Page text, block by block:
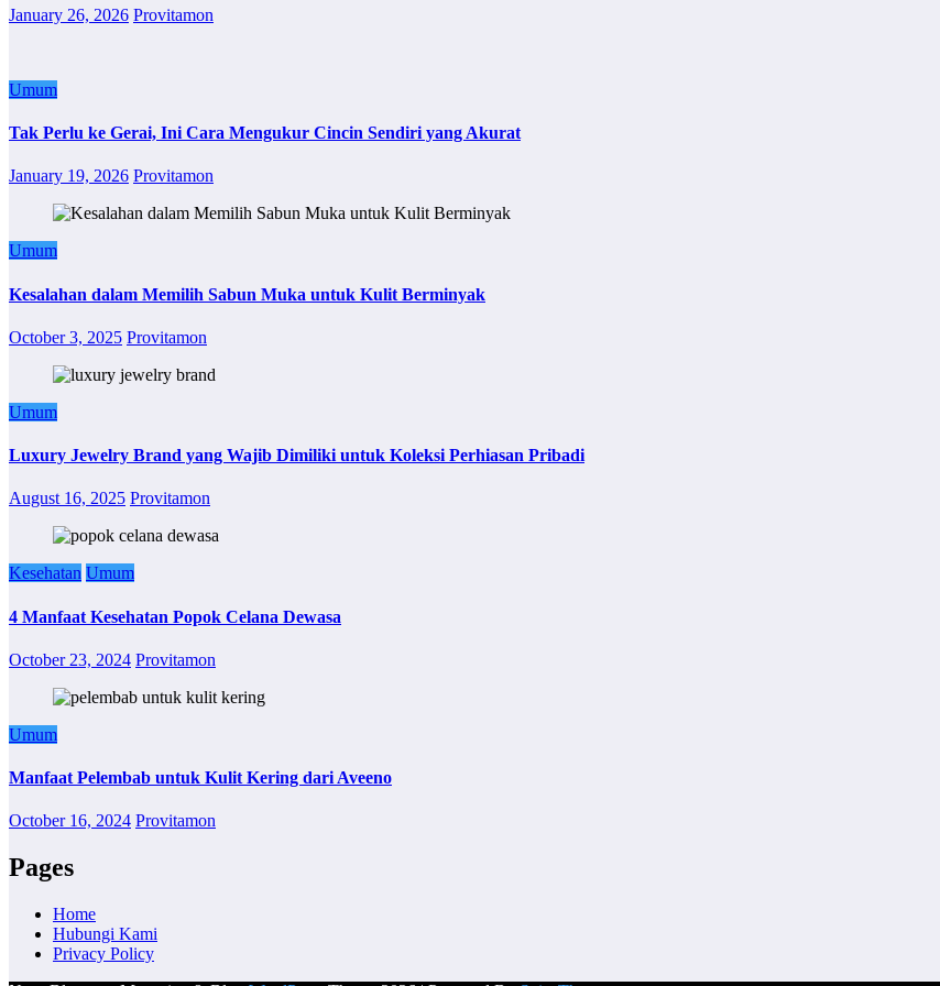
January 26, 2026 Provitamon
Umum
Tak Perlu ke Gerai, Ini Cara Mengukur Cincin Sendiri yang Akurat
January 19, 2026 Provitamon
Umum
Kesalahan dalam Memilih Sabun Muka untuk Kulit Berminyak
October 3, 2025 Provitamon
Umum
Luxury Jewelry Brand yang Wajib Dimiliki untuk Koleksi Perhiasan Pribadi
August 16, 2025 Provitamon
Kesehatan Umum
4 Manfaat Kesehatan Popok Celana Dewasa
October 23, 2024 Provitamon
Umum
Manfaat Pelembab untuk Kulit Kering dari Aveeno
October 16, 2024 Provitamon
Pages
Home
Hubungi Kami
Privacy Policy